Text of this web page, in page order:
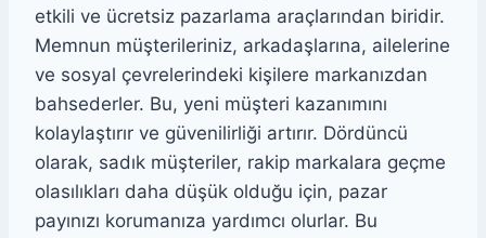
etkili ve ücretsiz pazarlama araçlarından biridir.
Memnun müşterileriniz, arkadaşlarına, ailelerine
ve sosyal çevrelerindeki kişilere markanızdan
bahsederler. Bu, yeni müşteri kazanımını
kolaylaştırır ve güvenilirliği artırır. Dördüncü
olarak, sadık müşteriler, rakip markalara geçme
olasılıkları daha düşük olduğu için, pazar
payınızı korumanıza yardımcı olurlar. Bu